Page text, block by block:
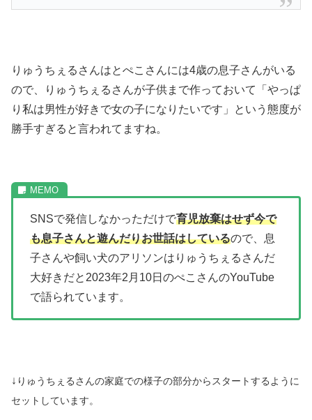
りゅうちぇるさんはとぺこさんには4歳の息子さんがいる
ので、りゅうちぇるさんが子供まで作っておいて「やっぱ
り私は男性が好きで女の子になりたいです」という態度が
勝手すぎると言われてますね。
SNSで発信しなかっただけで育児放棄はせず今で
も息子さんと遊んだりお世話はしているので、息
子さんや飼い犬のアリソンはりゅうちぇるさんだ
大好きだと2023年2月10日のぺこさんのYouTube
で語られています。
↓ りゅうちぇるさんの家庭での様子の部分からスタートするように
セットしています。